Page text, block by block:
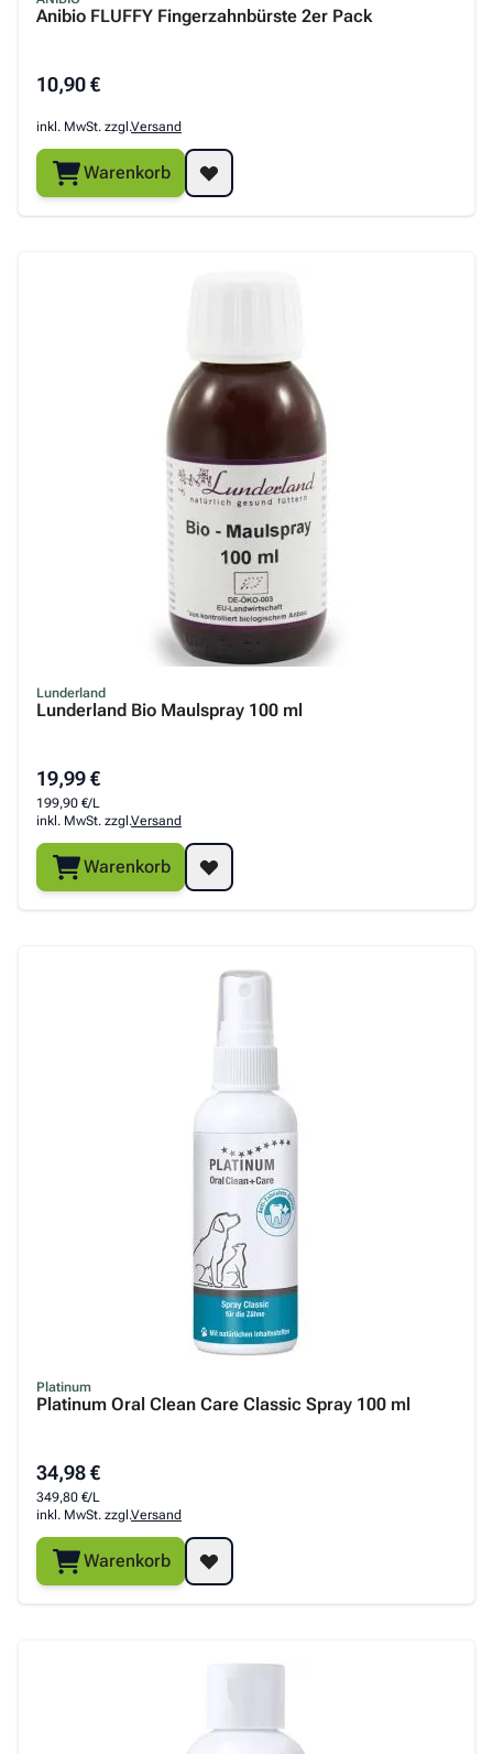
Anibio FLUFFY Fingerzahnbürste 2er Pack
10,90 €
inkl. MwSt. zzgl.Versand
Warenkorb
Lunderland
Lunderland Bio Maulspray 100 ml
19,99 €
199,90 €/L
inkl. MwSt. zzgl.Versand
Warenkorb
Platinum
Platinum Oral Clean Care Classic Spray 100 ml
34,98 €
349,80 €/L
inkl. MwSt. zzgl.Versand
Warenkorb